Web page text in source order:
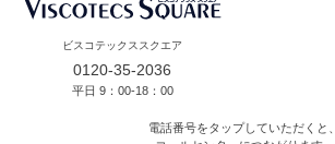
ビスコテックススクエア
0120-35-2036
平日 9：00-18：00
電話番号をタップしていただくと、